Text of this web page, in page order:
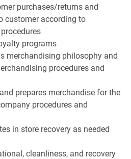
purchases/returns and
customer according to
programs
merchandising philosophy and
procedures and
prepares merchandise for the
procedures and
in store recovery as needed
cleanliness, and recovery